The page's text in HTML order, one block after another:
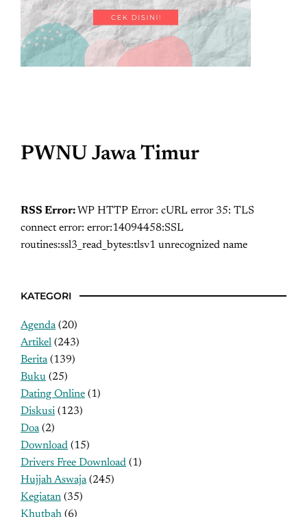
PWNU Jawa Timur
RSS Error: WP HTTP Error: cURL error 35: TLS
connect error: error:14094458:SSL
routines:ssl3_read_bytes:tlsv1 unrecognized name
KATEGORI
Agenda(20)
Artikel (243)
Berita(139)
Buku (25)
Dating Online (1)
Diskusi (123)
Doa(2)
Download (15)
Drivers Free Download (1)
Hujjah Aswaja(245)
Kegiatan (35)
Khutbah (6)